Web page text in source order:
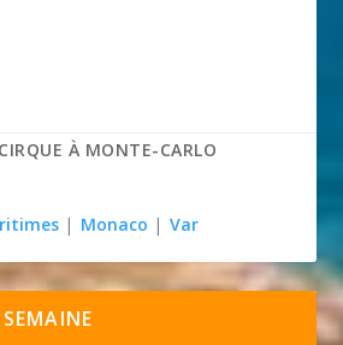
À MONTE-CARLO
| Monaco | Var